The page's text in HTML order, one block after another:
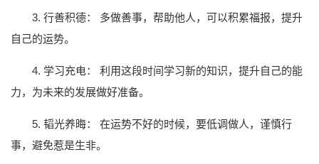
3. 行善积德： 多做善事，帮助他人，可以积累福报，提升
自己的运势。
4. 学习充电： 利用这段时间学习新的知识，提升自己的能
力，为未来的发展做好准备。
5. 韬光养晦： 在运势不好的时候，要低调做人，谨慎行
事，避免惹是生非。